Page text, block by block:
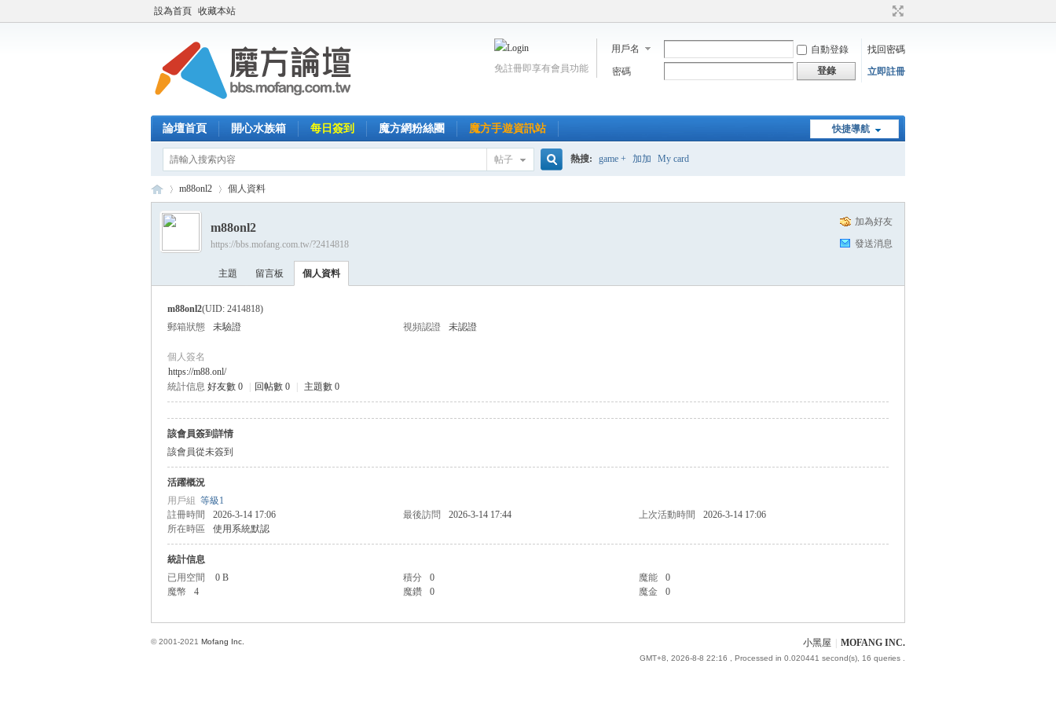
設為首頁 收藏本站
用戶名 自動登錄
找回密碼
密碼
登錄 立即註冊
免註冊即享有會員功能
快捷導航
論壇首頁 開心水族箱 每日簽到 魔方網粉絲團 魔方手遊資訊站
帖子 熱搜: game + 加加 My card
›
m88onl2 個人資料
加為好友
發送消息
m88onl2
https://bbs.mofang.com.tw/?2414818
主題 留言板 個人資料
m88onl2(UID: 2414818)
郵箱狀態
未驗證 視頻認證 未認證
個人簽名
https://m88.onl/
統計信息 好友數 0 回帖數 0 主題數 0
該會員簽到詳情
該會員從未簽到
活躍概況
用戶組 等級1
註冊時間
2026-3-14 17:06 最後訪問 2026-3-14 17:44 上次活動時間
2026-3-14 17:06
所在時區
使用系統默認
統計信息
已用空間
0 B 積分 0 魔能
0
魔幣
4 魔鑽 0 魔金 0
小黑屋 MOFANG INC.
GMT+8, 2026-8-8 22:16 , Processed in 0.020441 second(s), 16 queries .
© 2001-2021 Mofang Inc.